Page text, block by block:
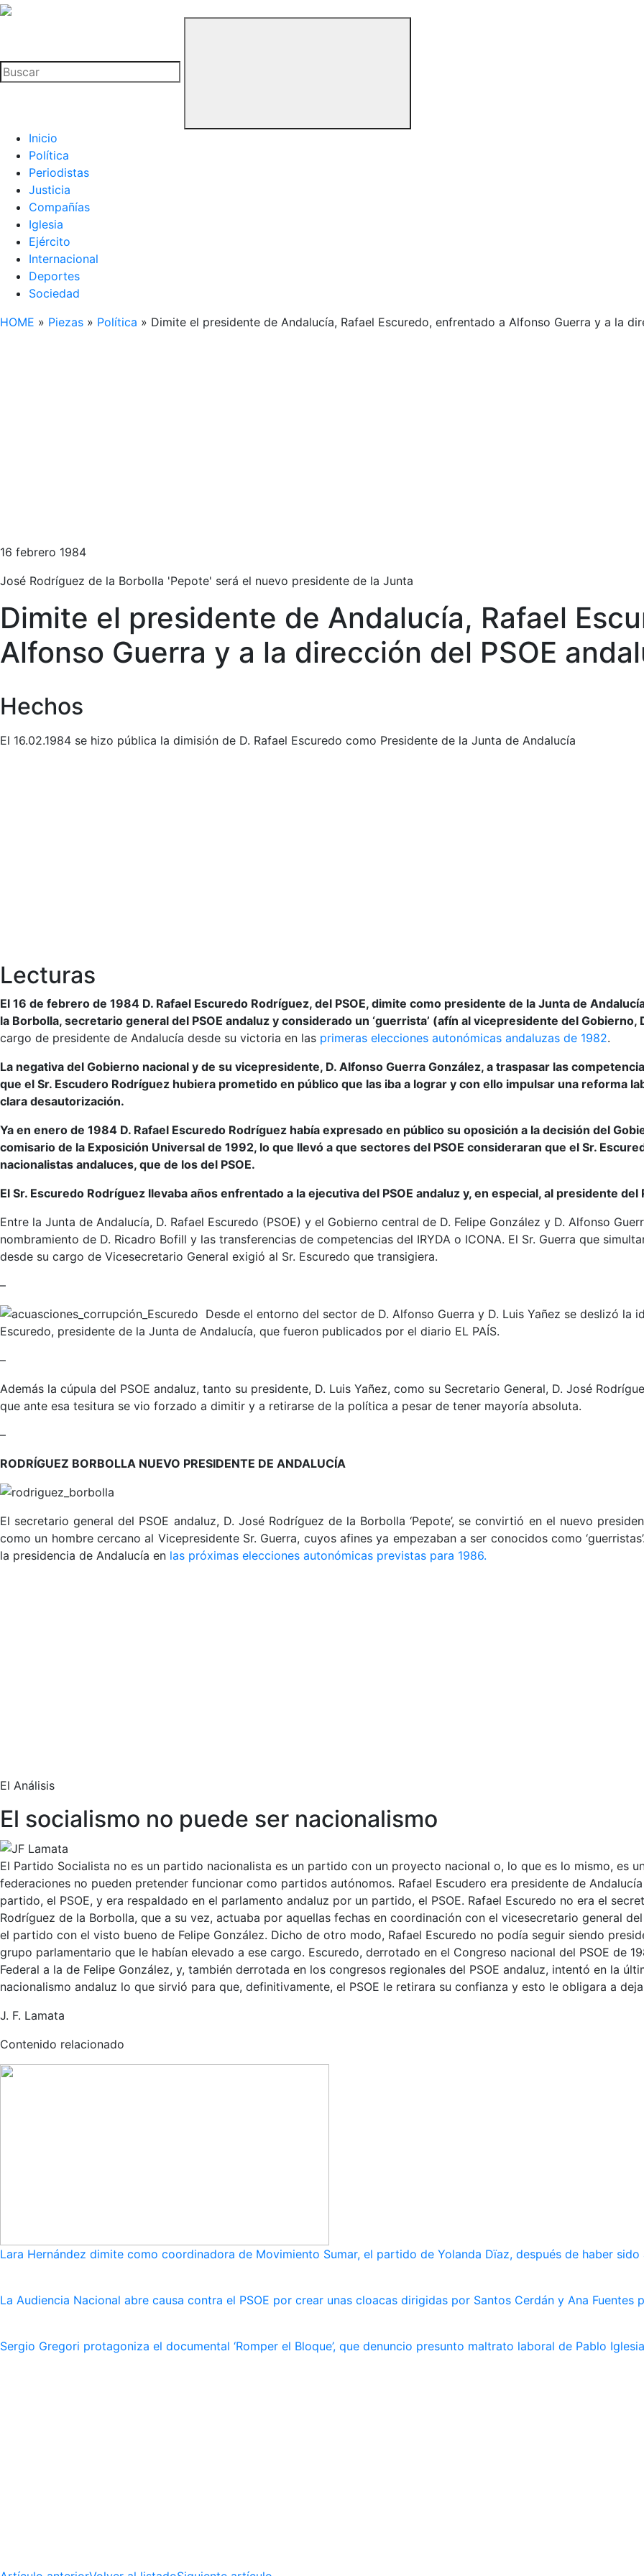
La
Buitre
Inicio
Política
Periodistas
Justicia
Compañías
Iglesia
Ejército
Internacional
Deportes
Sociedad
HOME » Piezas » Política » Dimite el presidente de Andalucía, Rafael Escuredo, enfrentado a Alfonso Guerra y a la
16 febrero 1984
José Rodríguez de la Borbolla 'Pepote' será el nuevo presidente de la Junta
Dimite el presidente de Andalucía, Rafael
Alfonso Guerra y a la dirección del PSOE
Hechos
El 16.02.1984 se hizo pública la dimisión de D. Rafael Escuredo como Presidente de la Junta de Andalucía
Lecturas
El 16 de febrero de 1984 D. Rafael Escuredo Rodríguez, del PSOE, dimite como presidente de la Junta de
la Borbolla, secretario general del PSOE andaluz y considerado un ‘guerrista’ (afín al vicepresidente del
cargo de presidente de Andalucía desde su victoria en las primeras elecciones autonómicas andaluzas de 1982.
La negativa del Gobierno nacional y de su vicepresidente, D. Alfonso Guerra González, a traspasar las
que el Sr. Escudero Rodríguez hubiera prometido en público que las iba a lograr y con ello impulsar una reforma
clara desautorización.
Ya en enero de 1984 D. Rafael Escuredo Rodríguez había expresado en público su oposición a la decisión del
comisario de la Exposición Universal de 1992, lo que llevó a que sectores del PSOE consideraran que el Sr.
nacionalistas andaluces, que de los del PSOE.
El Sr. Escuredo Rodríguez llevaba años enfrentado a la ejecutiva del PSOE andaluz y, en especial, al presidente del
Entre la Junta de Andalucía, D. Rafael Escuredo (PSOE) y el Gobierno central de D. Felipe González y D. Alfonso
nombramiento de D. Ricadro Bofill y las transferencias de competencias del IRYDA o ICONA. El Sr. Guerra que
desde su cargo de Vicesecretario General exigió al Sr. Escuredo que transigiera.
–
Desde el entorno del sector de D. Alfonso Guerra y D. Luis Yañez se deslizó la
Escuredo, presidente de la Junta de Andalucía, que fueron publicados por el diario EL PAÍS.
–
Además la cúpula del PSOE andaluz, tanto su presidente, D. Luis Yañez, como su Secretario General, D. José
que ante esa tesitura se vio forzado a dimitir y a retirarse de la política a pesar de tener mayoría absoluta.
–
RODRÍGUEZ BORBOLLA NUEVO PRESIDENTE DE ANDALUCÍA
El secretario general del PSOE andaluz, D. José Rodríguez de la Borbolla ‘Pepote’, se convirtió en el nuevo
como un hombre cercano al Vicepresidente Sr. Guerra, cuyos afines ya empezaban a ser conocidos como
la presidencia de Andalucía en las próximas elecciones autonómicas previstas para 1986.
El Análisis
El socialismo no puede ser nacionalismo
El Partido Socialista no es un partido nacionalista es un partido con un proyecto nacional o, lo que es lo mismo, es
federaciones no pueden pretender funcionar como partidos autónomos. Rafael Escudero era presidente de
partido, el PSOE, y era respaldado en el parlamento andaluz por un partido, el PSOE. Rafael Escuredo no era el
Rodríguez de la Borbolla, que a su vez, actuaba por aquellas fechas en coordinación con el vicesecretario general
el partido con el visto bueno de Felipe González. Dicho de otro modo, Rafael Escuredo no podía seguir siendo
grupo parlamentario que le habían elevado a ese cargo. Escuredo, derrotado en el Congreso nacional del PSOE de
Federal a la de Felipe González, y, también derrotada en los congresos regionales del PSOE andaluz, intentó en la
nacionalismo andaluz lo que sirvió para que, definitivamente, el PSOE le retirara su confianza y esto le obligara a
J. F. Lamata
Contenido relacionado
Lara Hernández dimite como coordinadora de Movimiento Sumar, el partido de Yolanda Dïaz, después de haber
La Audiencia Nacional abre causa contra el PSOE por crear unas cloacas dirigidas por Santos Cerdán y Ana
Sergio Gregori protagoniza el documental ‘Romper el Bloque’, que denuncio presunto maltrato laboral de Pablo